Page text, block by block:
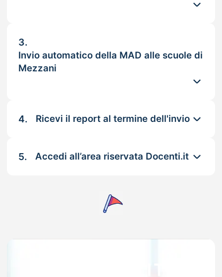
3.
Invio automatico della MAD alle scuole di
Mezzani
4. Ricevi il report al termine dell'invio
5. Accedi all’area riservata Docenti.it